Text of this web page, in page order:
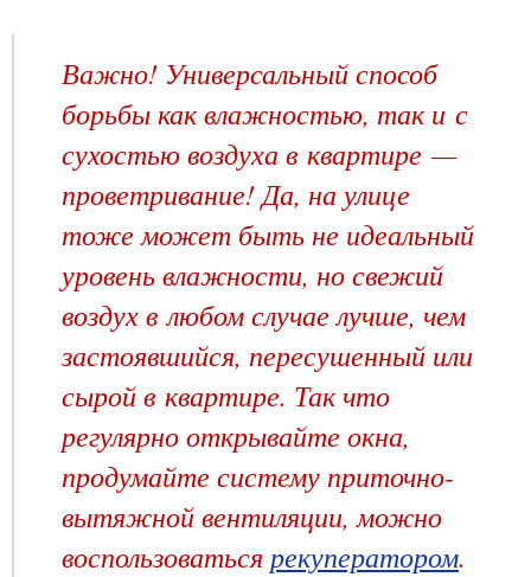
Важно! Универсальный способ
борьбы как влажностью, так и с
сухостью воздуха в квартире —
проветривание! Да, на улице
тоже может быть не идеальный
уровень влажности, но свежий
воздух в любом случае лучше, чем
застоявшийся, пересушенный или
сырой в квартире. Так что
регулярно открывайте окна,
продумайте систему приточно-
вытяжной вентиляции, можно
воспользоваться рекуператором.